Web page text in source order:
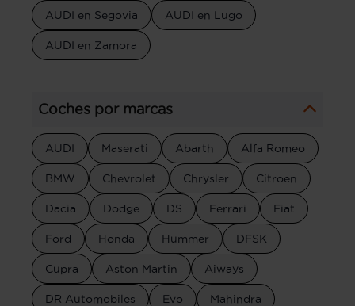
AUDI en Segovia AUDI en Lugo
AUDI en Zamora
Coches por marcas
AUDI Maserati Abarth Alfa Romeo
BMW Chevrolet Chrysler Citroen
Dacia Dodge DS Ferrari Fiat
Ford Honda Hummer DFSK
Cupra Aston Martin Aiways
DR Automobiles Evo Mahindra